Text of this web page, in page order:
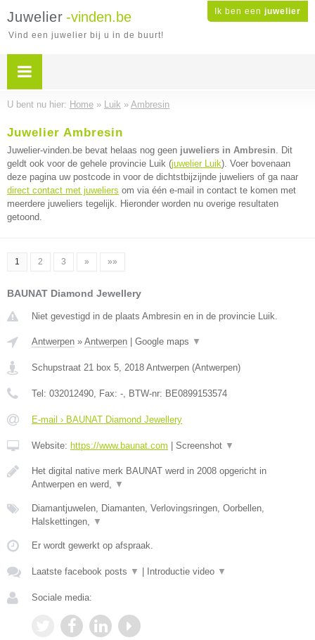
Ik ben een juwelier
Juwelier -vinden.be
Vind een juwelier bij u in de buurt!
U bent nu hier: Home » Luik » Ambresin
Juwelier Ambresin
Juwelier-vinden.be bevat helaas nog geen juweliers in Ambresin. Dit
geldt ook voor de gehele provincie Luik (juwelier Luik). Voer bovenaan
deze pagina uw postcode in voor de dichtstbijzijnde juweliers of ga naar
direct contact met juweliers om via één e-mail in contact te komen met
meerdere juweliers tegelijk. Hieronder worden nu overige resultaten
getoond.
1 2 3 » »»
BAUNAT Diamond Jewellery
Niet gevestigd in de plaats Ambresin en in de provincie Luik.
Antwerpen » Antwerpen Google maps ▼
Schupstraat 21 box 5, 2018 Antwerpen (Antwerpen)
Tel: 032012490, Fax: -, BTW-nr: BE0899153574
E-mail › BAUNAT Diamond Jewellery
Website: https://www.baunat.com Screenshot ▼
Het digital native merk BAUNAT werd in 2008 opgericht in
Antwerpen en werd, ▼
Diamantjuwelen, Diamanten, Verlovingsringen, Oorbellen,
Halskettingen, ▼
Er wordt gewerkt op afspraak.
Laatste facebook posts ▼ Introductie video ▼
Sociale media: